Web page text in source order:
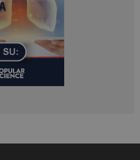
.www.dailyhealthindustry.it